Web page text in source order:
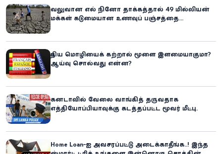
வலுவான எல் நினோ தாக்கத்தால் 49 மில்லியன்
மக்கள் கடுமையான உணவுப் பஞ்சத்தை
புதிய மொழியைக் கற்றால் மூளை இளமையாகுமா?
ஆய்வு சொல்வது என்ன?
கனடாவில் வேலை வாங்கித் தருவதாக
எத்தியோப்பியாவுக்கு கடத்தப்பட்ட மூவர் மீட்பு:
Home Loan-ஐ அவசரப்பட்டு அடைக்காதீங்க..! இந்த